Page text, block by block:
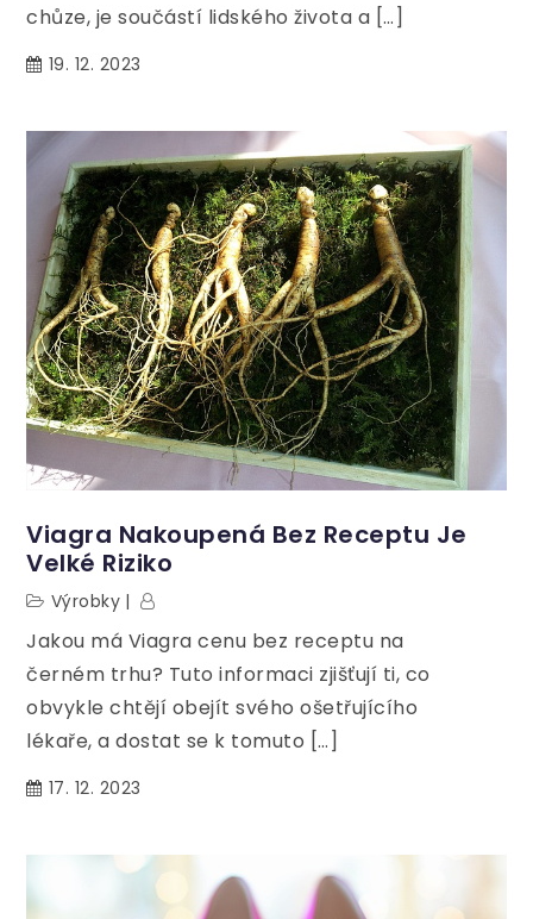
chůze, je součástí lidského života a […]
19. 12. 2023
Viagra Nakoupená Bez Receptu Je
Velké Riziko
Výrobky
Jakou má Viagra cenu bez receptu na
černém trhu? Tuto informaci zjišťují ti, co
obvykle chtějí obejít svého ošetřujícího
lékaře, a dostat se k tomuto […]
17. 12. 2023